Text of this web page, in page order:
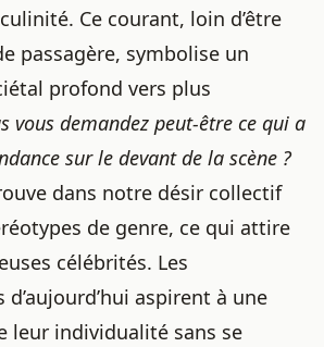
Ce courant, loin d’être
passagère, symbolise un
profond vers plus
vous demandez peut-être ce qui a
sur le devant de la scène ?
dans notre désir collectif
de genre, ce qui attire
célébrités. Les
aspirent à une
leur individualité sans se